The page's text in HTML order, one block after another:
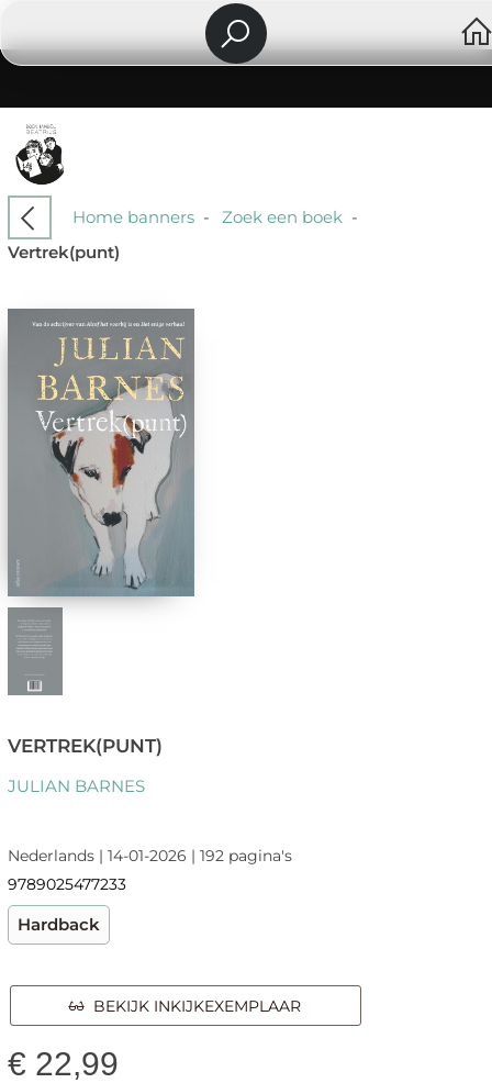
Home banners- Zoek een boek-
Vertrek(punt)
VERTREK(PUNT)
JULIAN BARNES
Nederlands | 14-01-2026 | 192 pagina's
9789025477233
Hardback
BEKIJK INKIJKEXEMPLAAR
€ 22,99